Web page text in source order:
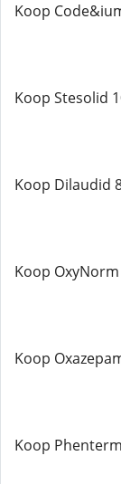
Koop
Koop Stesolid
Koop Dilaudid
Koop
Koop
Koop